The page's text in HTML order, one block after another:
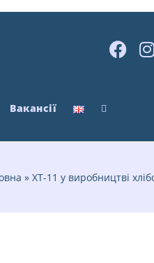
Вакансії
» ХТ-11 у виробництві